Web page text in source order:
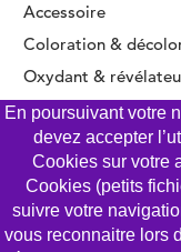
Accessoire
Coloration &
Oxydant &
Permanente &
En poursuivant votre
devez accepter
Cookies sur votre
Cookies (petits
suivre votre
vous reconnaitre lors
© CLICK
Mentions légales